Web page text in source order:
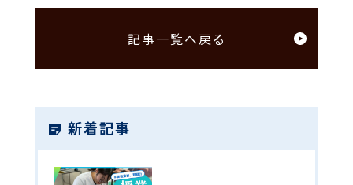
記事一覧へ戻る
新着記事